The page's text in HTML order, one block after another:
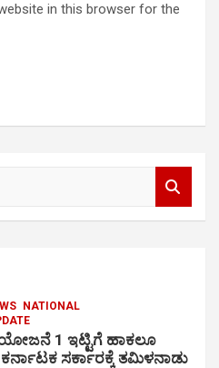
in this browser for the
NATIONAL
1 ಇಟ್ಟಿಗೆ ಹಾಕಲೂ
ಸರ್ಕಾರಕ್ಕೆ ತಮಿಳನಾಡು